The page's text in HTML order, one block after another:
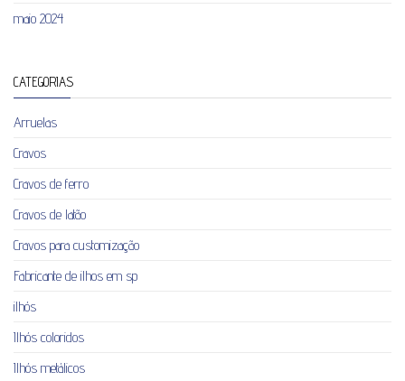
maio 2024
CATEGORIAS
Arruelas
Cravos
Cravos de ferro
Cravos de latão
Cravos para customização
Fabricante de ilhos em sp
ilhós
Ilhós coloridos
Ilhós metálicos